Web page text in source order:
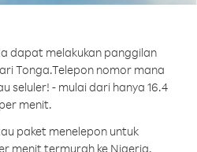
dapat melakukan panggilan
Tonga.Telepon nomor mana
seluler! - mulai dari hanya 16.4
menit.
paket menelepon untuk
menit termurah ke Nigeria.